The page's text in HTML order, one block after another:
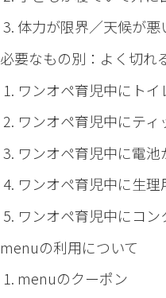
体力が限界／天候が
必要なもの別：よく切れ
ワンオペ育児中にト
ワンオペ育児中にテ
ワンオペ育児中に電
ワンオペ育児中に生
ワンオペ育児中にコ
menuの利用について
menuのクーポン